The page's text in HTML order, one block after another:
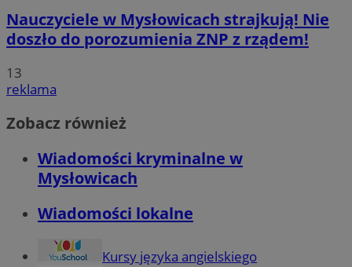
Nauczyciele w Mysłowicach strajkują! Nie
doszło do porozumienia ZNP z rządem!
13
reklama
Zobacz również
Wiadomości kryminalne w
Mysłowicach
Wiadomości lokalne
Kursy języka angielskiego